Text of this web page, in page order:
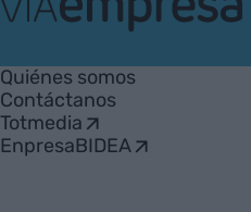
Empresa
Quiénes somos
Contáctanos
Totmedia
EnpresaBIDEA